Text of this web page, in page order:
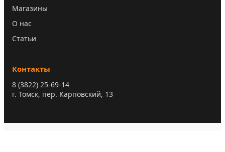
Магазины
О нас
Статьи
Контакты
8 (3822) 25-69-14
г. Томск, пер. Карповский, 13